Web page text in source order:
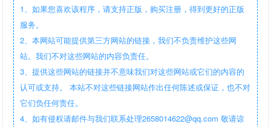
1、如果您喜欢该程序，请支持正版，购买注册，得到更好的正版
服务。
2、本网站可能提供第三方网站的链接，我们不负责维护这些网
站。我们不对这些网站的内容负责任。
3、提供这些网站的链接并不意味我们对这些网站或它们的内容的
认可或支持。 本站不对这些链接网站作出任何陈述或保证，也不对
它们负任何责任。
4、如有侵权请邮件与我们联系处理2658014622@qq.com 敬请谅